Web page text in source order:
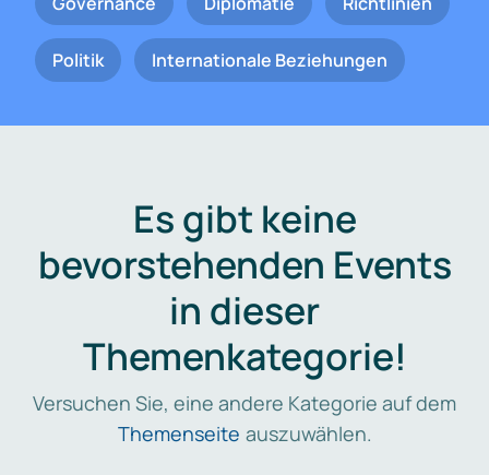
Politik Internationale Beziehungen
Es gibt keine
bevorstehenden Events
in dieser
Themenkategorie!
Versuchen Sie, eine andere Kategorie auf dem
Themenseite auszuwählen.